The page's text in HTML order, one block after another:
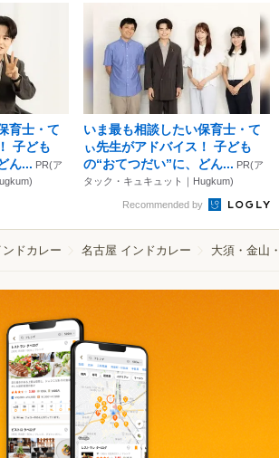
育士・て
子ども
ん... PR(ア
いま最も相談したい保育士・て
ぃ先生がアドバイス！ 子ども
の“おてつだい”に、どん... PR(ア
タック・キュキュット｜Hugkum)
Recommended by
ドカレー 名古屋 インドカレー 大須・金山